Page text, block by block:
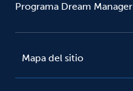
Programa Dream Manager
Mapa del sitio